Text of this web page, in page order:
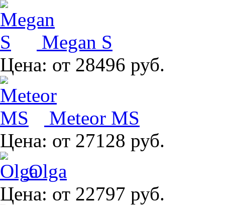
Megan S
Цена: от 28496 руб.
Meteor MS
Цена: от 27128 руб.
Olga
Цена: от 22797 руб.